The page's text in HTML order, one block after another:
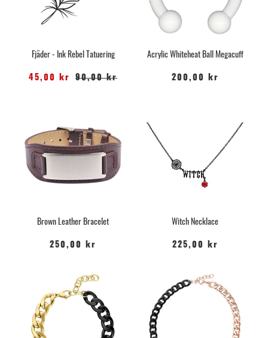
Fjäder - Ink Rebel Tatuering
45,00 kr 90,00 kr
Acrylic Whiteheat Ball Megacuff
200,00 kr
Brown Leather Bracelet
250,00 kr
Witch Necklace
225,00 kr